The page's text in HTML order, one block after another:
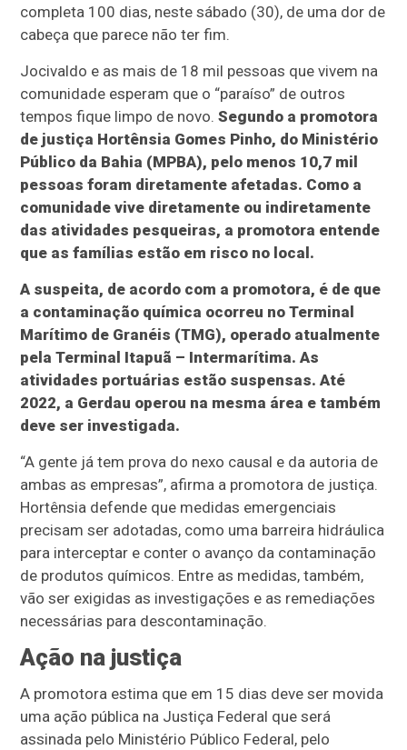
completa 100 dias, neste sábado (30), de uma dor de
cabeça que parece não ter fim.
Jocivaldo e as mais de 18 mil pessoas que vivem na
comunidade esperam que o “paraíso” de outros
tempos fique limpo de novo.Segundo a promotora
de justiça Hortênsia Gomes Pinho, do Ministério
Público da Bahia (MPBA), pelo menos 10,7 mil
pessoas foram diretamente afetadas. Como a
comunidade vive diretamente ou indiretamente
das atividades pesqueiras, a promotora entende
que as famílias estão em risco no local.
A suspeita, de acordo com a promotora, é de que
a contaminação química ocorreu no Terminal
Marítimo de Granéis (TMG), operado atualmente
pela Terminal Itapuã – Intermarítima. As
atividades portuárias estão suspensas. Até
2022, a Gerdau operou na mesma área e também
deve ser investigada.
“A gente já tem prova do nexo causal e da autoria de
ambas as empresas”, afirma a promotora de justiça.
Hortênsia defende que medidas emergenciais
precisam ser adotadas, como uma barreira hidráulica
para interceptar e conter o avanço da contaminação
de produtos químicos. Entre as medidas, também,
vão ser exigidas as investigações e as remediações
necessárias para descontaminação.
Ação na justiça
A promotora estima que em 15 dias deve ser movida
uma ação pública na Justiça Federal que será
assinada pelo Ministério Público Federal, pelo